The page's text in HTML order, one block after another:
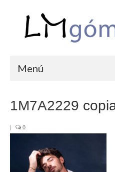
Menú
COMUNIONES
CORPORATIVAS
1M7A2229
| 0